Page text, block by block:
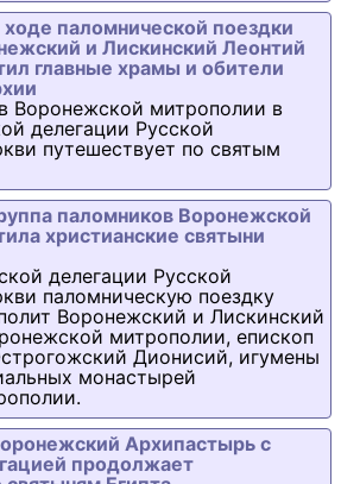
паломнической поездки
и Лискинский Леонтий
главные храмы и обители
Воронежской митрополии в
делегации Русской
путешествует по святым
паломников Воронежской
христианские святыни
делегации Русской
паломническую поездку
Воронежский и Лискинский
митрополии, епископ
Дионисий, игумены
монастырей
Архипастырь с
продолжает